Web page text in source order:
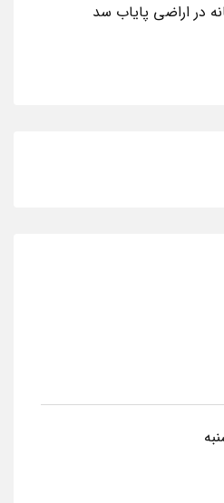
در اراضی پایاب سد